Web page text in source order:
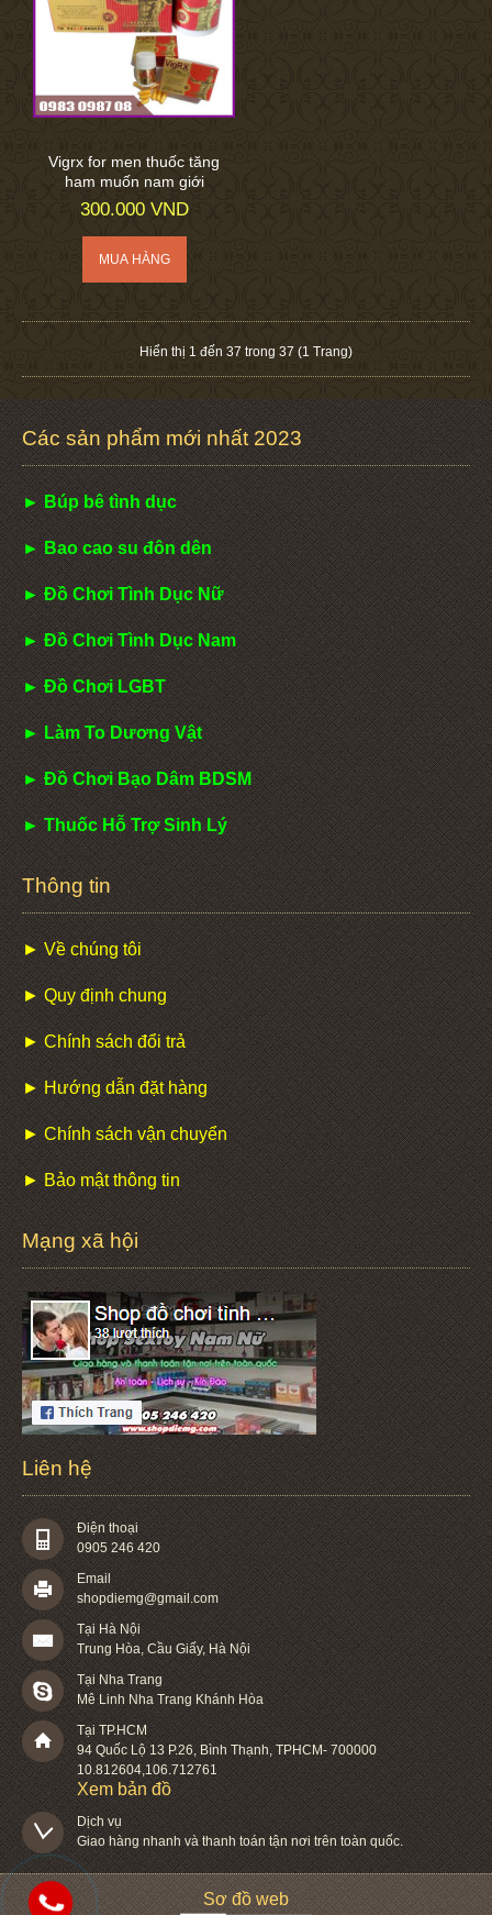
Vigrx for men thuốc tăng
ham muốn nam giới
300.000 VND
Hiển thị 1 đến 37 trong 37 (1 Trang)
Các sản phẩm mới nhất 2023
► Búp bê tình dục
► Bao cao su đôn dên
► Đồ Chơi Tình Dục Nữ
► Đồ Chơi Tình Dục Nam
► Đồ Chơi LGBT
► Làm To Dương Vật
► Đồ Chơi Bạo Dâm BDSM
► Thuốc Hỗ Trợ Sinh Lý
Thông tin
► Về chúng tôi
► Quy định chung
► Chính sách đổi trả
► Hướng dẫn đặt hàng
► Chính sách vận chuyển
► Bảo mật thông tin
Mạng xã hội
Liên hệ
Điện thoại
0905 246 420
Email
shopdiemg@gmail.com
Tại Hà Nội
Trung Hòa, Cầu Giấy, Hà Nội
Tại Nha Trang
Mê Linh Nha Trang Khánh Hòa
Tại TP.HCM
94 Quốc Lộ 13 P.26,Bình Thạnh,TPHCM-700000
10.812604,106.712761
Xem bản đồ
Dịch vụ
Giao hàng nhanh và thanh toán tận nơi trên toàn quốc.
Sơ đồ web